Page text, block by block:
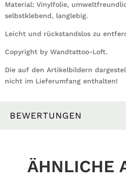
Material: Vinylfolie,
selbstklebend, langlebig.
Leicht und rückstandslos zu
Copyright by Wandtattoo-Loft.
Die auf den Artikelbildern
nicht im Lieferumfang enthalten!
BEWERTUNGEN
ÄHNLICHE